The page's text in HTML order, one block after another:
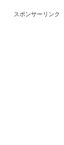
空売り関
わかり
喚起・
連情報
スポンサーリンク